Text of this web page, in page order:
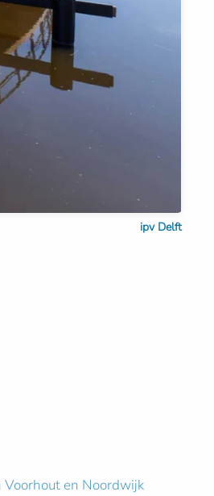
ipv Delft
en Noordwijk